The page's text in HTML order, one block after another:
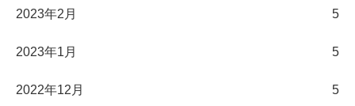
2023年2月 5
2023年1月 5
2022年12月 5